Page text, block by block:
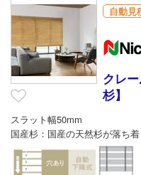
自動見
クレ
杉】
スラット幅50mm
国産杉：国産の天然杉が落ち